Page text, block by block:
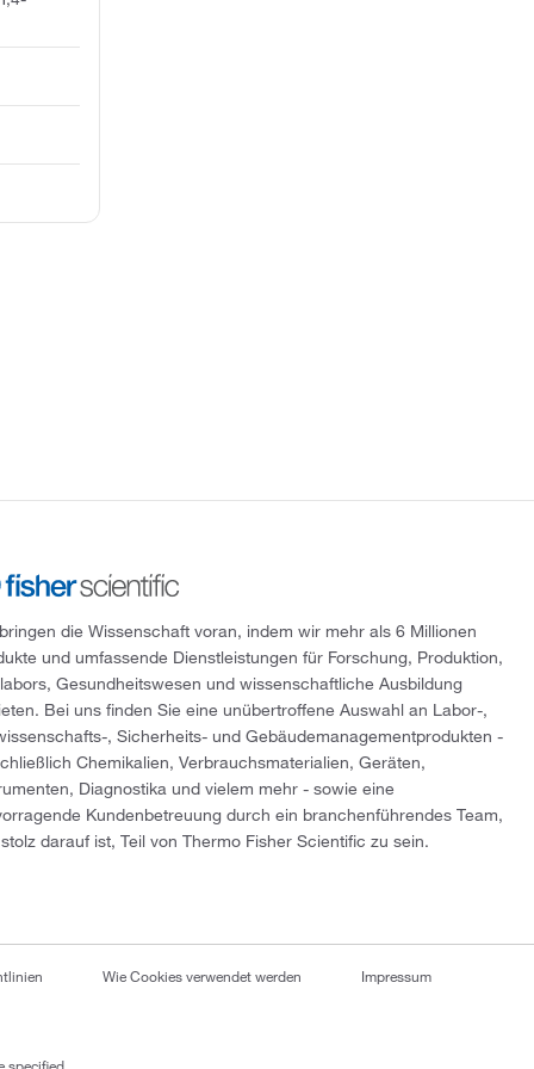
die Wissenschaft voran, indem wir mehr als 6 Millionen
und umfassende Dienstleistungen für Forschung, Produktion,
Gesundheitswesen und wissenschaftliche Ausbildung
Bei uns finden Sie eine unübertroffene Auswahl an Labor-,
, Sicherheits- und Gebäudemanagementprodukten -
Chemikalien, Verbrauchsmaterialien, Geräten,
Diagnostika und vielem mehr - sowie eine
Kundenbetreuung durch ein branchenführendes Team,
darauf ist, Teil von Thermo Fisher Scientific zu sein.
Wie Cookies verwendet werden Impressum